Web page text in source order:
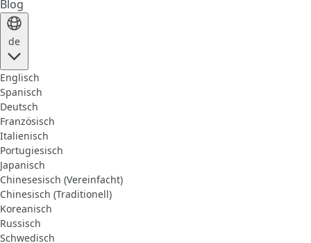
Blog
de
Englisch
Spanisch
Deutsch
Französisch
Italienisch
Portugiesisch
Japanisch
Chinesesisch (Vereinfacht)
Chinesisch (Traditionell)
Koreanisch
Russisch
Schwedisch